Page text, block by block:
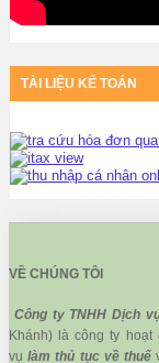
TÀI LIỆU KẾ TOÁN
VỀ CHÚNG TÔI
Công ty TNHH Dịch
Khánh) là công ty
vụlàm thủ tục về thuế